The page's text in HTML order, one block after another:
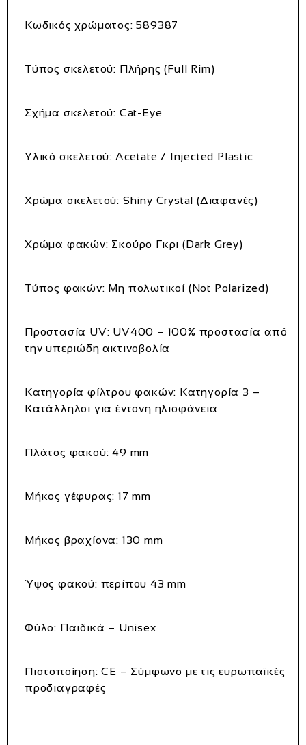
Κωδικός χρώματος: 589387
Τύπος σκελετού: Πλήρης (Full Rim)
Σχήμα σκελετού: Cat-Eye
Υλικό σκελετού: Acetate / Injected Plastic
Χρώμα σκελετού: Shiny Crystal (Διαφανές)
Χρώμα φακών: Σκούρο Γκρι (Dark Grey)
Τύπος φακών: Μη πολωτικοί (Not Polarized)
Προστασία UV: UV400 – 100% προστασία από
την υπεριώδη ακτινοβολία
Κατηγορία φίλτρου φακών: Κατηγορία 3 –
Κατάλληλοι για έντονη ηλιοφάνεια
Πλάτος φακού: 49 mm
Μήκος γέφυρας: 17 mm
Μήκος βραχίονα: 130 mm
Ύψος φακού: περίπου 43 mm
Φύλο: Παιδικά – Unisex
Πιστοποίηση: CE – Σύμφωνο με τις ευρωπαϊκές
προδιαγραφές